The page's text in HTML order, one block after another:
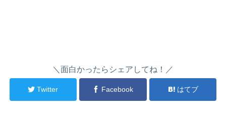
＼面白かったらシェアしてね！／
Twitter Facebook はてブ